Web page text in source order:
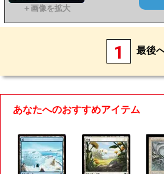
1 最後
あなたへのおすすめアイテム